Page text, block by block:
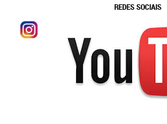
REDES SOCIAIS